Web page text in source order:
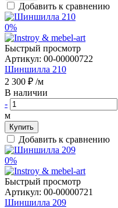
Добавить к сравнению
0%
Быстрый просмотр
Артикул: 00-00000722
Шиншилла 210
2 300 ₽ /м
В наличии
-
м
Купить
Добавить к сравнению
0%
Быстрый просмотр
Артикул: 00-00000721
Шиншилла 209